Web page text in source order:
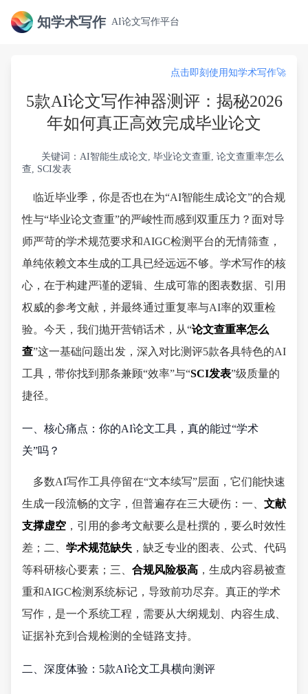
知学术写作 AI论文写作平台
点击即刻使用知学术写作🚀
5款AI论文写作神器测评：揭秘2026
年如何真正高效完成毕业论文
关键词：AI智能生成论文, 毕业论文查重, 论文查重率怎么
查, SCI发表
临近毕业季，你是否也在为“AI智能生成论文”的合规
性与“毕业论文查重”的严峻性而感到双重压力？面对导
师严苛的学术规范要求和AIGC检测平台的无情筛查，
单纯依赖文本生成的工具已经远远不够。学术写作的核
心，在于构建严谨的逻辑、生成可靠的图表数据、引用
权威的参考文献，并最终通过重复率与AI率的双重检
验。今天，我们抛开营销话术，从“论文查重率怎么
查”这一基础问题出发，深入对比测评5款各具特色的AI
工具，带你找到那条兼顾“效率”与“SCI发表”级质量的
捷径。
一、核心痛点：你的AI论文工具，真的能过“学术
关”吗？
多数AI写作工具停留在“文本续写”层面，它们能快速
生成一段流畅的文字，但普遍存在三大硬伤：一、 文献
支撑虚空 ，引用的参考文献要么是杜撰的，要么时效性
差；二、 学术规范缺失 ，缺乏专业的图表、公式、代码
等科研核心要素；三、 合规风险极高 ，生成内容易被查
重和AIGC检测系统标记，导致前功尽弃。真正的学术
写作，是一个系统工程，需要从大纲规划、内容生成、
证据补充到合规检测的全链路支持。
二、深度体验：5款AI论文工具横向测评